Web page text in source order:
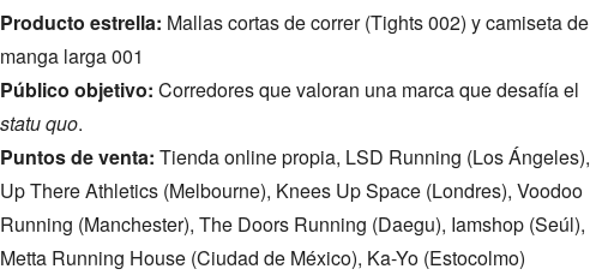
Producto estrella: Mallas cortas de correr (Tights 002) y camiseta de
manga larga 001
Público objetivo: Corredores que valoran una marca que desafía el
statu quo.
Puntos de venta: Tienda online propia, LSD Running (Los Ángeles),
Up There Athletics (Melbourne), Knees Up Space (Londres), Voodoo
Running (Manchester), The Doors Running (Daegu), Iamshop (Seúl),
Metta Running House (Ciudad de México), Ka-Yo (Estocolmo)